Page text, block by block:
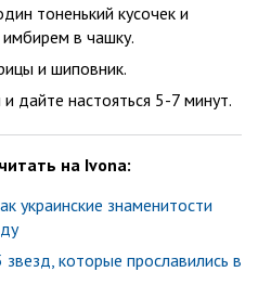
тоненький кусочек и
в чашку.
и шиповник.
дайте настояться 5-7 минут.
на Ivona:
украинские знаменитости
которые прославились в